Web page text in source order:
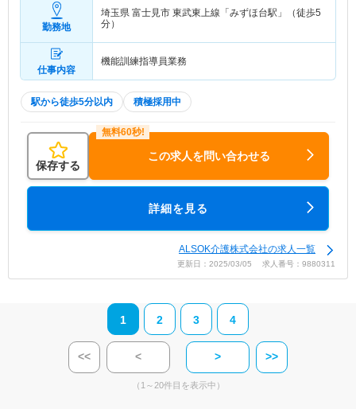
勤務地
埼玉県 富士見市 東武東上線「みずほ台駅」（徒歩5
分）
仕事内容
機能訓練指導員業務
駅から徒歩5分以内 積極採用中
保存する
この求人を問い合わせる
詳細を見る
ALSOK介護株式会社の求人一覧
更新日：2025/03/05 求人番号：9880311
1 2 3 4
<< < > >>
（1～20件目を表示中）